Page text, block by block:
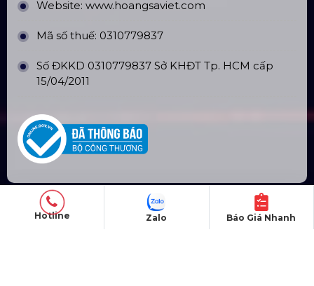
Website: www.hoangsaviet.com
Mã số thuế: 0310779837
Số ĐKKD 0310779837 Sở KHĐT Tp. HCM cấp
15/04/2011
Hotline Báo Giá Nhanh
Zalo